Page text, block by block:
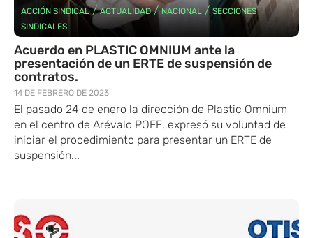
ACCIÓN SINDICAL/ACTUALIDAD/NACIONAL / SECCIONES
SINDICALES
Acuerdo en PLASTIC OMNIUM ante la
presentación de un ERTE de suspensión de
contratos.
14 DE FEBRERO DE 2023
El pasado 24 de enero la dirección de Plastic Omnium
en el centro de Arévalo POEE, expresó su voluntad de
iniciar el procedimiento para presentar un ERTE de
suspensión...